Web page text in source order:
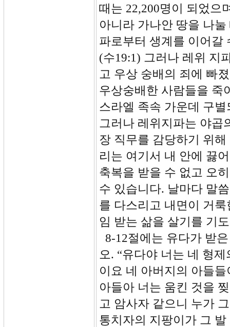
때는 22,200명이 되었으
아니라 가나안 땅을 나
파로부터 생계를 이어갈
(수19:1) 그러나 레위 지
고 우상 숭배의 죄에 빠
우상숭배한 사람들을 죽
스라엘 족속 가운데 구
그러나 레위지파는 야곱
장 직무를 감당하기 위
리는 여기서 내 안에 끓
축복을 받을 수 없고 오
수 있습니다. 날마다 말
를 다스리고 내면이 거
임 받는 삶을 살기를 기
8-12절에는 유다가 받
오. “유다야 너는 네 형
이요 네 아버지의 아들
아들아 너는 움킨 것을
고 암사자 같으니 누가
통치자의 지팡이가 그